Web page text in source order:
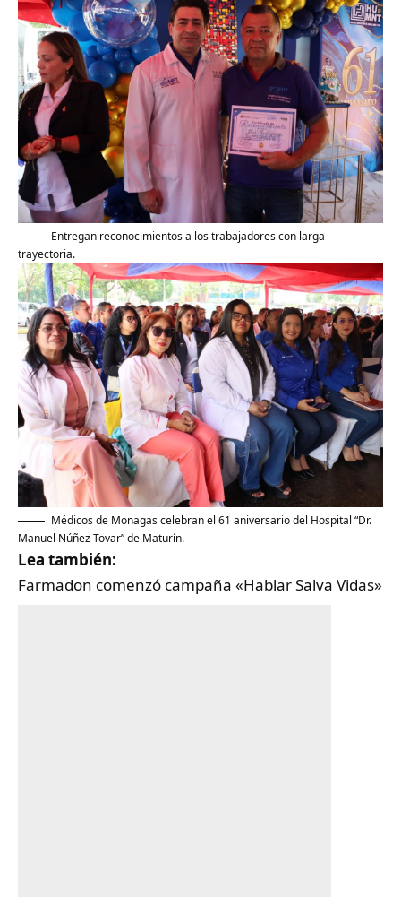
Entregan reconocimientos a los trabajadores con larga
trayectoria.
Médicos de Monagas celebran el 61 aniversario del Hospital “Dr.
Manuel Núñez Tovar” de Maturín.
Lea también:
Farmadon comenzó campaña «Hablar Salva Vidas»